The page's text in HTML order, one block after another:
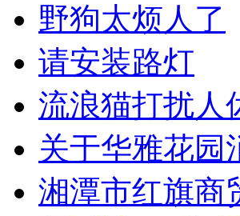
野狗太烦人了
请安装路灯
流浪猫打扰人
关于华雅花园
湘潭市红旗商